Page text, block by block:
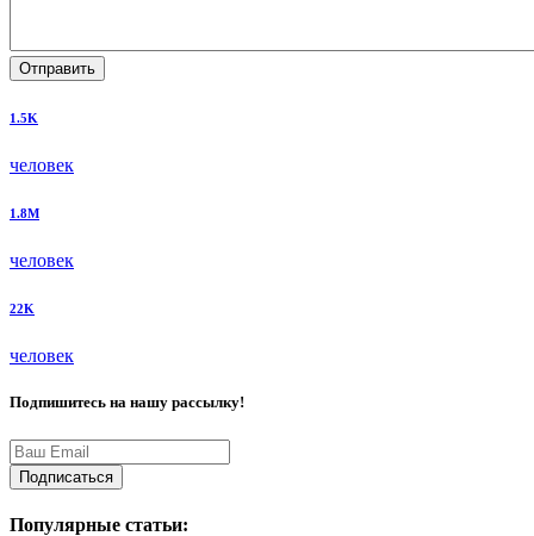
Отправить
1.5K
человек
1.8M
человек
22K
человек
Подпишитесь на нашу рассылку!
Подписаться
Популярные статьи: